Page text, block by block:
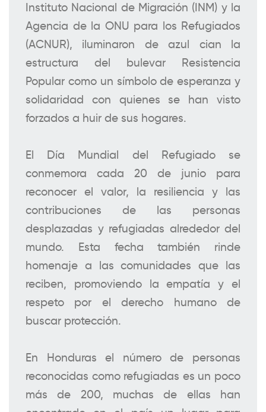
Instituto Nacional de Migración (INM) y la
Agencia de la ONU para los Refugiados
(ACNUR), iluminaron de azul cian la
estructura del bulevar Resistencia
Popular como un símbolo de esperanza y
solidaridad con quienes se han visto
forzados a huir de sus hogares.
El Día Mundial del Refugiado se
conmemora cada 20 de junio para
reconocer el valor, la resiliencia y las
contribuciones de las personas
desplazadas y refugiadas alrededor del
mundo. Esta fecha también rinde
homenaje a las comunidades que las
reciben, promoviendo la empatía y el
respeto por el derecho humano de
buscar protección.
En Honduras el número de personas
reconocidas como refugiadas es un poco
más de 200, muchas de ellas han